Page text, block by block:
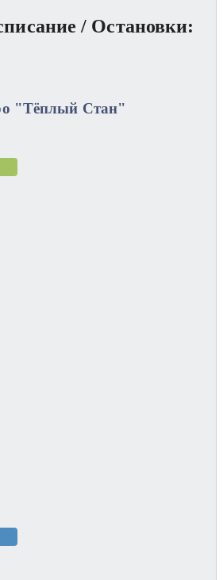
/ Остановки:
"Тёплый Стан"